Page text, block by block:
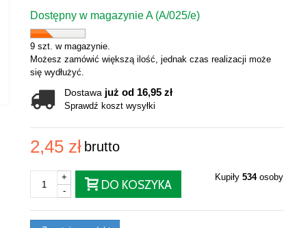
Dostępny w magazynie A (A/025/e)
9 szt. w magazynie.
Możesz zamówić większą ilość, jednak czas realizacji może
się wydłużyć.
Dostawa już od 16,95 zł
Sprawdź koszt wysyłki
2,45 zł brutto
-
+
DO KOSZYKA
Kupiły 534osoby